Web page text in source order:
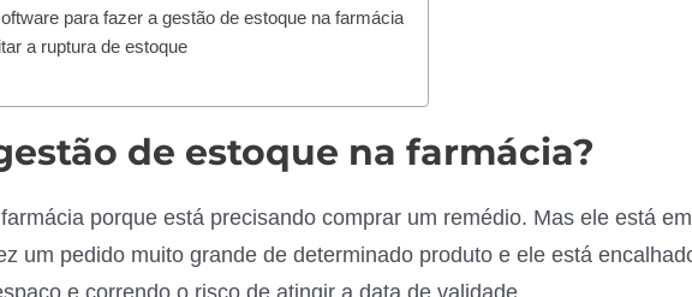
para fazer a gestão de estoque na farmácia
a ruptura de estoque
de estoque na farmácia?
porque está precisando comprar um remédio. Mas ele está em
um pedido muito grande de determinado produto e ele está
e correndo o risco de atingir a data de validade.